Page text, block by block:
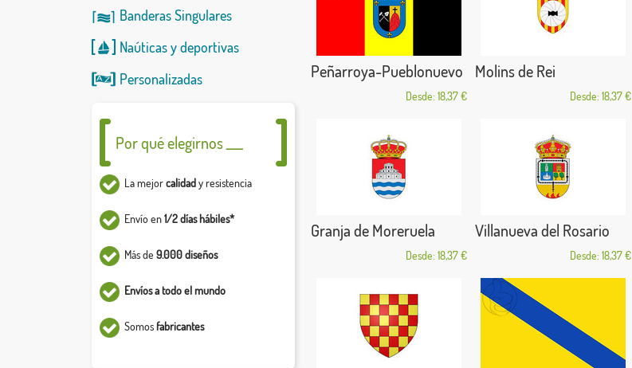
Banderas Singulares
Naúticasydeportivas
Personalizadas
Por qué elegirnos ___
La mejorcalidady resistencia
Envío en1/2 días hábiles*
Más de 9.000 diseños
Envíos a todo el mundo
Somosfabricantes
Peñarroya-Pueblonuevo
Desde: 18,37 €
Molins de Rei
Desde: 18,37 €
Granja de Moreruela
Desde: 18,37 €
Villanueva del Rosario
Desde: 18,37 €